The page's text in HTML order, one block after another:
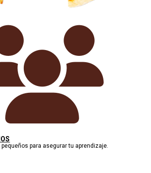
para asegurar tu aprendizaje.